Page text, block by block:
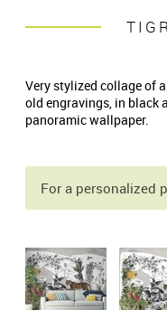
Very stylized collage of
old engravings, in black
panoramic wallpaper.
For a personalized